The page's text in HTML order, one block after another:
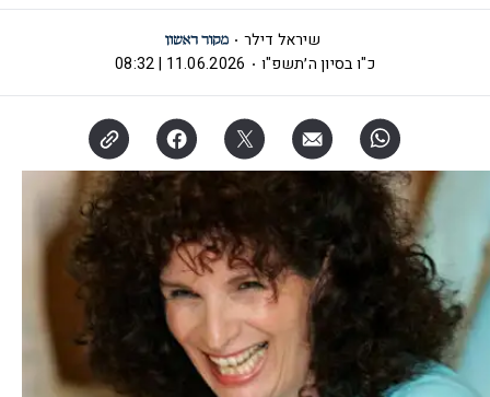
שיראל דילר
כ"ו בסיון ה׳תשפ"ו
11.06.2026 | 08:32